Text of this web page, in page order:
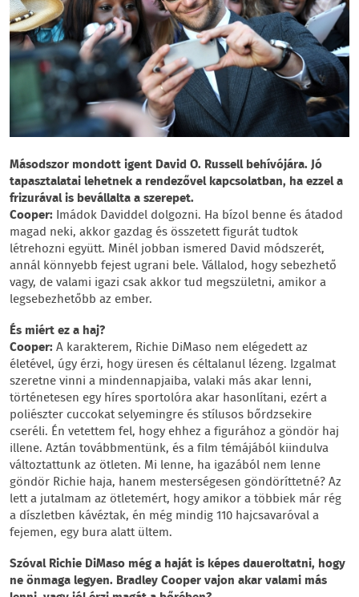
Másodszor mondott igent David O. Russell behívójára. Jó
tapasztalatai lehetnek a rendezővel kapcsolatban, ha ezzel a
frizurával is bevállalta a szerepet.
Cooper: Imádok Daviddel dolgozni. Ha bízol benne és átadod
magad neki, akkor gazdag és összetett figurát tudtok
létrehozni együtt. Minél jobban ismered David módszerét,
annál könnyebb fejest ugrani bele. Vállalod, hogy sebezhető
vagy, de valami igazi csak akkor tud megszületni, amikor a
legsebezhetőbb az ember.
És miért ez a haj?
Cooper: A karakterem, Richie DiMaso nem elégedett az
életével, úgy érzi, hogy üresen és céltalanul lézeng. Izgalmat
szeretne vinni a mindennapjaiba, valaki más akar lenni,
történetesen egy híres sportolóra akar hasonlítani, ezért a
poliészter cuccokat selyemingre és stílusos bőrdzsekire
cseréli. Én vetettem fel, hogy ehhez a figurához a göndör haj
illene. Aztán továbbmentünk, és a film témájából kiindulva
változtattunk az ötleten. Mi lenne, ha igazából nem lenne
göndör Richie haja, hanem mesterségesen göndöríttetné? Az
lett a jutalmam az ötletemért, hogy amikor a többiek már rég
a díszletben kávéztak, én még mindig 110 hajcsavaróval a
fejemen, egy bura alatt ültem.
Szóval Richie DiMaso még a haját is képes daueroltatni, hogy
ne önmaga legyen. Bradley Cooper vajon akar valami más